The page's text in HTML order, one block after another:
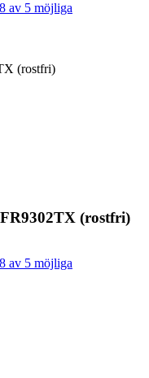
av 5 möjliga
(rostfri)
(rostfri)
av 5 möjliga